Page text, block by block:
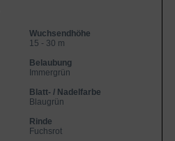
Wuchsendhöhe
15 - 30 m
Belaubung
Immergrün
Blatt- / Nadelfarbe
Blaugrün
Rinde
Fuchsrot